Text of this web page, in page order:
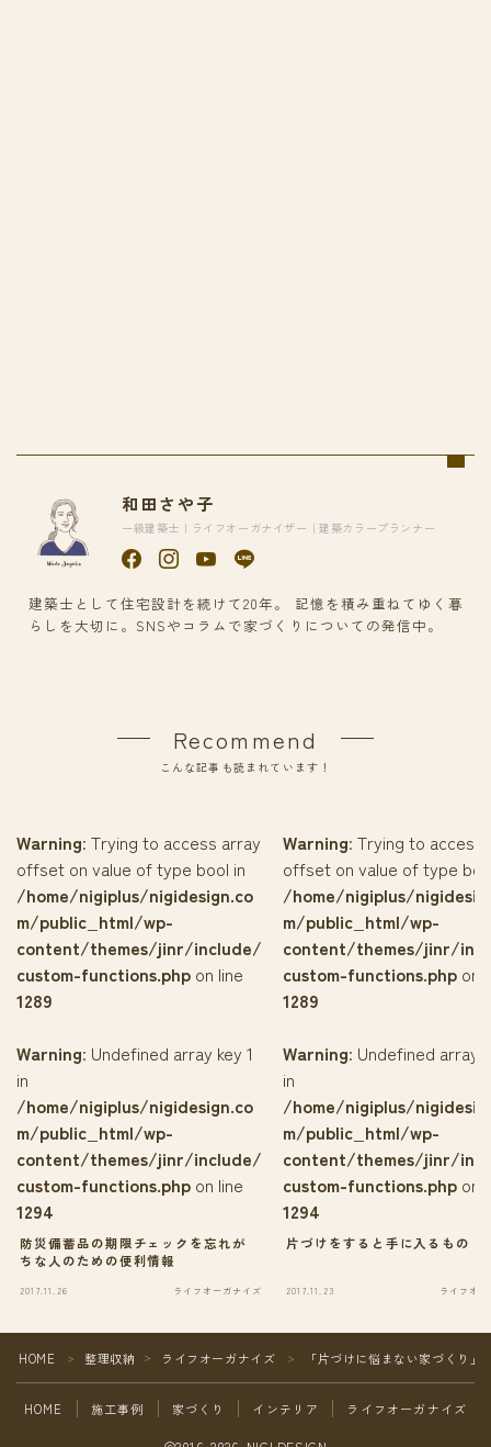
和田さや子
一級建築士｜ライフオーガナイザー｜建築カラープランナー
建築士として住宅設計を続けて20年。 記憶を積み重ねてゆく暮
らしを大切に。SNSやコラムで家づくりについての発信中。
Recommend
こんな記事も読まれています！
Warning: Trying to access array
offset on value of type bool in
/home/nigiplus/nigidesign.co
m/public_html/wp-
content/themes/jinr/include/
custom-functions.php on line
1289
Warning: Undefined array key 1
in
/home/nigiplus/nigidesign.co
m/public_html/wp-
content/themes/jinr/include/
custom-functions.php on line
1294
防災備蓄品の期限チェックを忘れが
ちな人のための便利情報
2017.11.26 ライフオーガナイズ
Warning: Trying to access
offset on value of type
/home/nigiplus/
m/public_html/wp-
content/themes/jinr/
custom-functions.php on
1289
Warning: Undefined array
in
/home/nigiplus/
m/public_html/wp-
content/themes/jinr/
custom-functions.php on
1294
片づけをすると手に入るもの
2017.11.23 ライフオ
HOME ＞ 整理収納 ＞ ライフオーガナイズ ＞ 「片づけに悩まない家づくり」
HOME 施工事例 家づくり インテリア ライフオーガナイズ